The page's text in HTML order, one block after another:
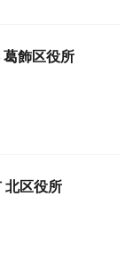
飾区役所
区役所